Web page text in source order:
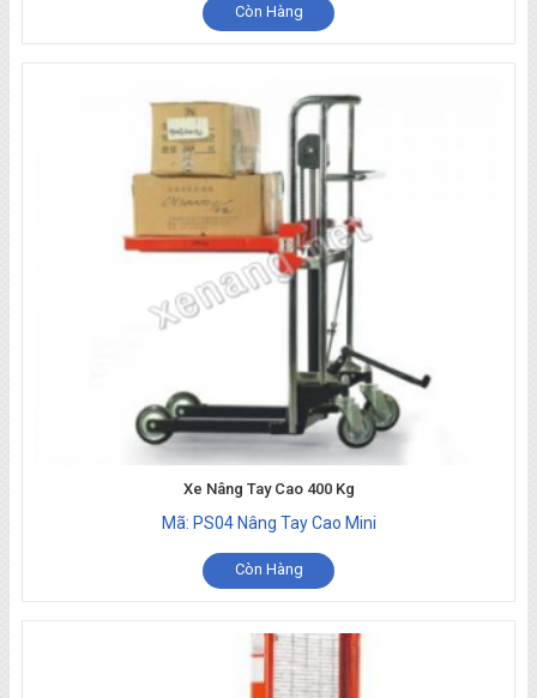
Còn Hàng
Xe Nâng Tay Cao 400 Kg
Mã: PS04 Nâng Tay Cao Mini
Còn Hàng